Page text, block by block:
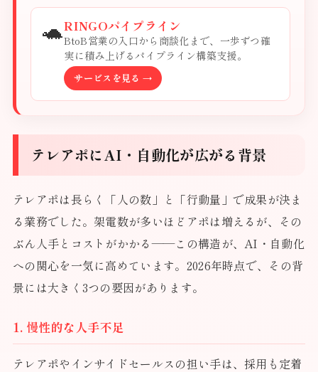
🐢RINGOパイプライン
BtoB営業の入口から商談化まで、一歩ずつ確
実に積み上げるパイプライン構築支援。
サービスを見る →
テレアポにAI・自動化が広がる背景
テレアポは長らく「人の数」と「行動量」で成果が決ま
る業務でした。架電数が多いほどアポは増えるが、その
ぶん人手とコストがかかる——この構造が、AI・自動化
への関心を一気に高めています。2026年時点で、その背
景には大きく3つの要因があります。
1. 慢性的な人手不足
テレアポやインサイドセールスの担い手は、採用も定着